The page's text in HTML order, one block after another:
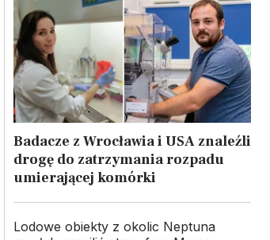
Badacze z Wrocławia i USA znaleźli
drogę do zatrzymania rozpadu
umierającej komórki
Lodowe obiekty z okolic Neptuna